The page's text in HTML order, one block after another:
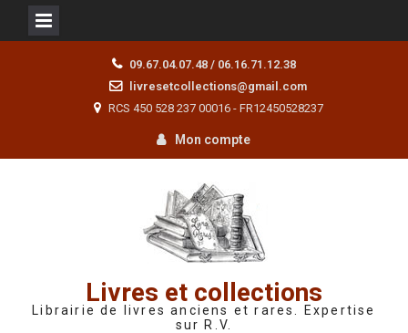
09.67.04.07.48 / 06.16.71.12.38
livresetcollections@gmail.com
RCS 450 528 237 00016 - FR12450528237
Mon compte
Livres et collections
Librairie de livres anciens et rares. Expertise
sur R.V.